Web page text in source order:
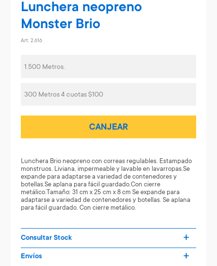
Lunchera neopreno
Monster Brio
Art. 2.616
1.500 Metros.
300 Metros 4 cuotas $100
CANJEAR
Lunchera Brio neopreno con correas regulables. Estampado
monstruos. Liviana, impermeable y lavable en lavarropas.Se
expande para adaptarse a variedad de contenedores y
botellas.Se aplana para fácil guardado.Con cierre
metálico.Tamaño: 31 cm x 25 cm x 8 cm Se expande para
adaptarse a variedad de contenedores y botellas. Se aplana
para fácil guardado. Con cierre metálico.
Consultar Stock
Envíos